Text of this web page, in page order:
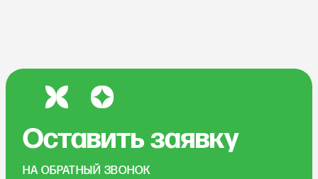
Оставить заявку
НА ОБРАТНЫЙ ЗВОНОК